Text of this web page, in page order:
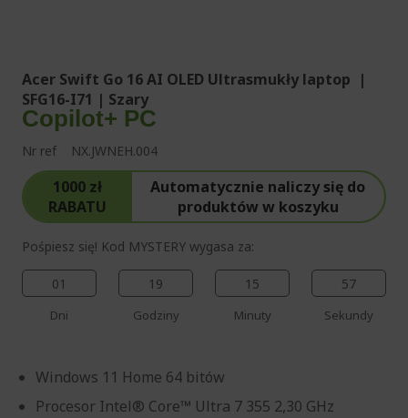
Acer Swift Go 16 AI OLED Ultrasmukły laptop |
SFG16-I71 | Szary
Copilot+ PC
Nr ref NX.JWNEH.004
1000 zł
RABATU
Automatycznie naliczy się do
produktów w koszyku
Pośpiesz się! Kod MYSTERY wygasa za:
01
Dni
19
Godziny
15
Minuty
57
Sekundy
Windows 11 Home 64 bitów
Procesor Intel® Core™ Ultra 7 355 2,30 GHz